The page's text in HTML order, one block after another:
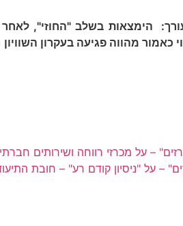
הימצאות בשלב "החוזי",
כאמור מהווה פגיעה בעקרון
– על מכרזי רווחה ושירותים
– על "ניסיון קודם רע" – חובת